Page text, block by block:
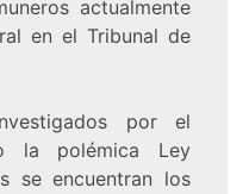
actualmente
en el Tribunal de
por el
la polémica Ley
se encuentran los